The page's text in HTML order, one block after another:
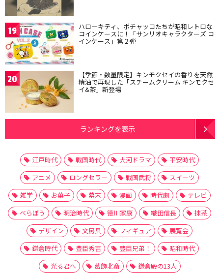
19 ハローキティ、ポチャッコたちが昭和レトロな
コインケースに！「サンリオキャラクターズ コ
インケース」第２弾
20 【季節・数量限定】キンモクセイの香りを天然
精油で再現した「スチームクリーム キンモクセ
イ&茶」新登場
ランキングを表示
江戸時代 戦国時代 大河ドラマ
平安時代
アニメ
ロングセラー 戦国武将
スイーツ
雑学
お菓子 幕末 漫画 時代劇
テレビ
べらぼう
明治時代 徳川家康 織田信長
抹茶
デザイン
文房具 フィギュア
展覧会
鎌倉時代
豊臣秀吉 豊臣兄弟！
昭和時代
光る君へ
葛飾北斎 鎌倉殿の13人